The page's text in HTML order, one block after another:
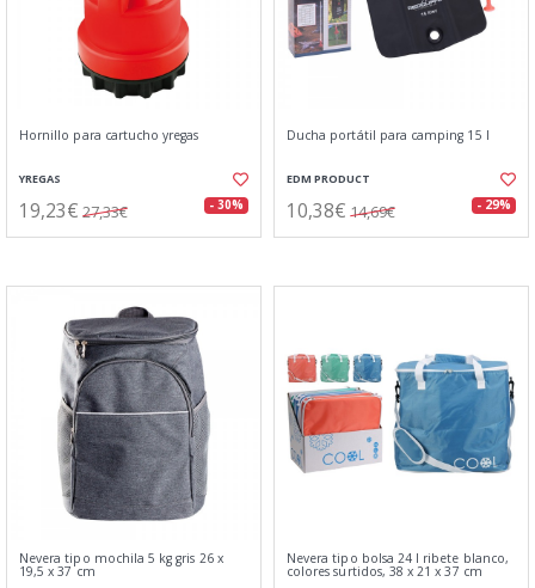
Hornillo para cartucho yregas
YREGAS
19,23€ 27,33€ - 30%
Ducha portátil para camping 15 l
EDM PRODUCT
10,38€ 14,69€ - 29%
Nevera tipo mochila 5 kg gris 26 x
19,5 x 37 cm
Nevera tipo bolsa 24 l ribete blanco,
colores surtidos, 38 x 21 x 37 cm